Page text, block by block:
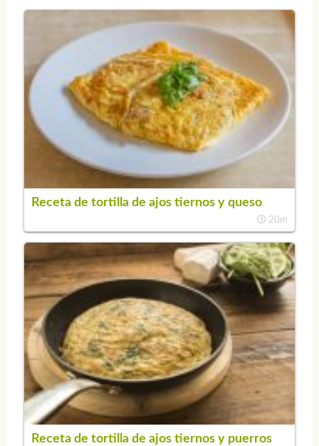
Receta de tortilla de ajos tiernos y queso
20m
Receta de tortilla de ajos tiernos y puerros